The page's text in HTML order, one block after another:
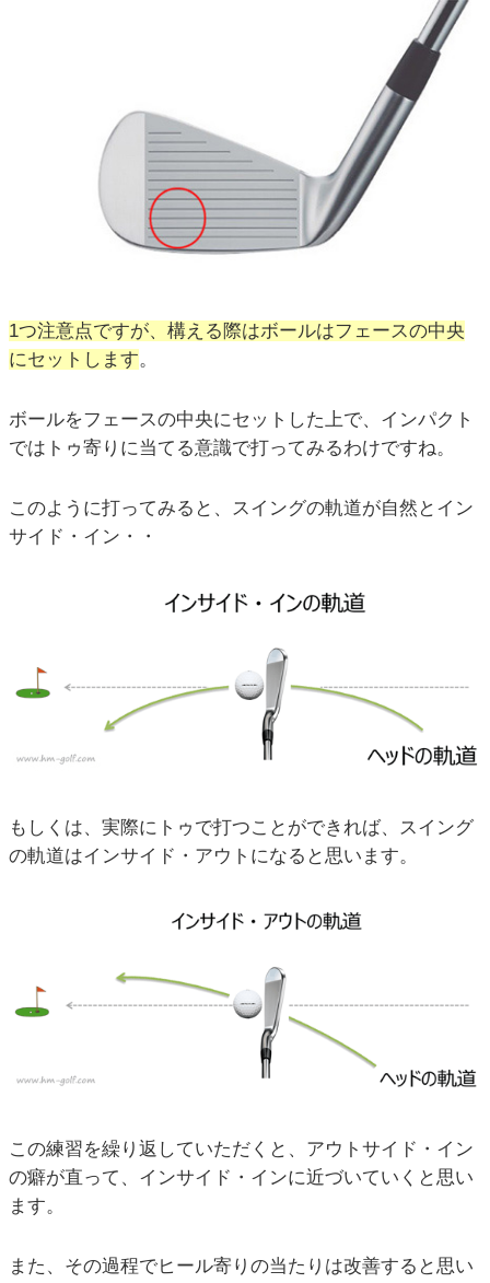
1つ注意点ですが、構える際はボールはフェースの中央
にセットします。
ボールをフェースの中央にセットした上で、インパクト
ではトゥ寄りに当てる意識で打ってみるわけですね。
このように打ってみると、スイングの軌道が自然とイン
サイド・イン・・
もしくは、実際にトゥで打つことができれば、スイング
の軌道はインサイド・アウトになると思います。
この練習を繰り返していただくと、アウトサイド・イン
の癖が直って、インサイド・インに近づいていくと思い
ます。
また、その過程でヒール寄りの当たりは改善すると思い